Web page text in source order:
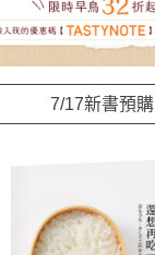
7/17新書預購